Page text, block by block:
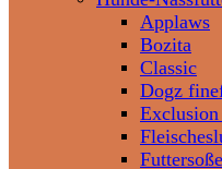
Applaws
Bozita
Classic
Dogz
Futtersoße